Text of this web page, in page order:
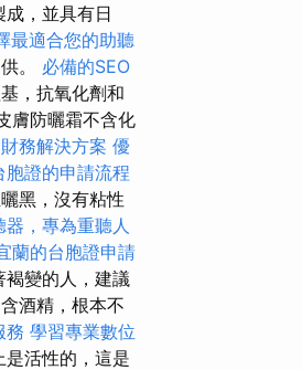
，並具有日
最適合您的助聽
。 必備的SEO
，抗氧化劑和
膚防曬霜不含化
務解決方案 優
胞證的申請流程
黑，沒有粘性
，專為重聽人
蘭的台胞證申請
變的人，建議
酒精，根本不
務 學習專業數位
活性的，這是